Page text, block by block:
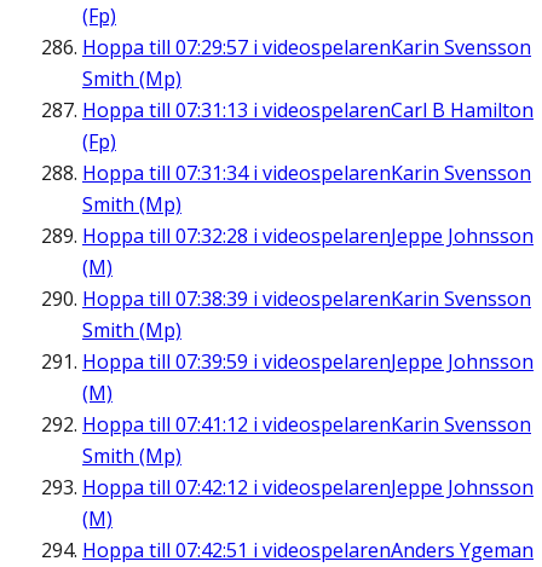
(Fp)
Hoppa till 07:29:57 i videospelarenKarin Svensson
Smith (Mp)
Hoppa till 07:31:13 i videospelarenCarl B Hamilton
(Fp)
Hoppa till 07:31:34i videospelarenKarin Svensson
Smith (Mp)
Hoppa till 07:32:28 i videospelarenJeppe Johnsson
(M)
Hoppa till 07:38:39 i videospelarenKarin Svensson
Smith (Mp)
Hoppa till 07:39:59 i videospelarenJeppe Johnsson
(M)
Hoppa till 07:41:12 i videospelarenKarin Svensson
Smith (Mp)
Hoppa till 07:42:12 i videospelarenJeppe Johnsson
(M)
Hoppa till 07:42:51 i videospelarenAnders Ygeman